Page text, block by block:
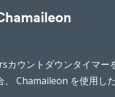
カウントダウンタイマ
、 Chamaileon を使用し